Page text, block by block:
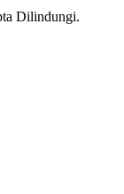
Dilindungi.